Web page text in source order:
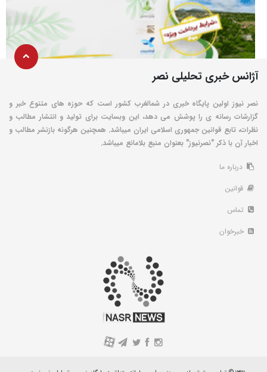
آژانس خبری تحلیلی نصر
نصر نیوز اولین پایگاه خبری در شمالغرب کشور است که حوزه های متنوع خبر و
گزارشات رسانه ی را پوشش می دهد، این وبسایت برای تولید و انتشار مطالب و
نظرات، تابع قوانین جمهوری اسلامی ایران میباشد. همچنین هرگونه بازنشر مطالب و
اخبار آن با ذکر "نصرنیوز" بعنوان منبع بلامانع میباشد.
درباره ما
قوانین
تماس
خبرخوان
A